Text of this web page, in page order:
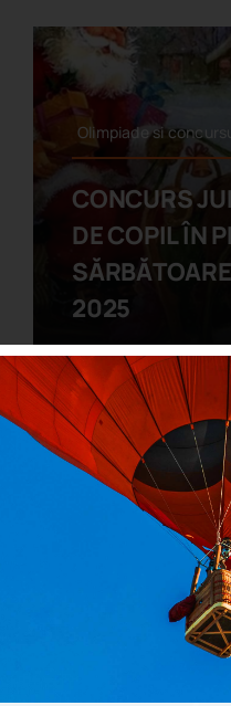
Olimpiade si
CONCURS
DE COPIL ÎN
2025
Last Updated:
Anunturi,Olimpiade
OLIMPIADA
– 07.02.2026